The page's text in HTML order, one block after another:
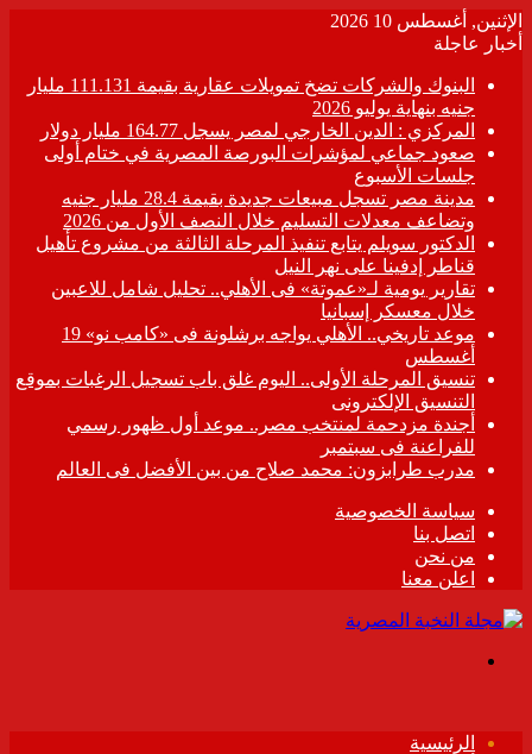
الإثنين, أغسطس 10 2026
أخبار عاجلة
البنوك والشركات تضخ تمويلات عقارية بقيمة 111.131 مليار
جنيه بنهاية يوليو 2026
المركزي : الدين الخارجي لمصر يسجل 164.77 مليار دولار
صعود جماعي لمؤشرات البورصة المصرية في ختام أولى
جلسات الأسبوع
مدينة مصر تسجل مبيعات جديدة بقيمة 28.4 مليار جنيه
وتضاعف معدلات التسليم خلال النصف الأول من 2026
الدكتور سويلم يتابع تنفيذ المرحلة الثالثة من مشروع تأهيل
قناطر إدفينا على نهر النيل
تقارير يومية لـ«عموتة» فى الأهلي.. تحليل شامل للاعبين
خلال معسكر إسبانيا
موعد تاريخي.. الأهلي يواجه برشلونة فى «كامب نو» 19
أغسطس
تنسيق المرحلة الأولى.. اليوم غلق باب تسجيل الرغبات بموقع
التنسيق الإلكترونى
أجندة مزدحمة لمنتخب مصر.. موعد أول ظهور رسمي
للفراعنة فى سبتمبر
مدرب طرابزون: محمد صلاح من بين الأفضل فى العالم
سياسة الخصوصية
اتصل بنا
من نحن
اعلن معنا
الرئيسية